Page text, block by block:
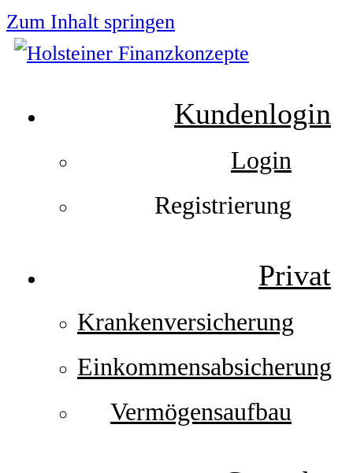
Zum Inhalt springen
Kundenlogin
Login
Registrierung
Privat
Krankenversicherung
Einkommensabsicherung
Vermögensaufbau